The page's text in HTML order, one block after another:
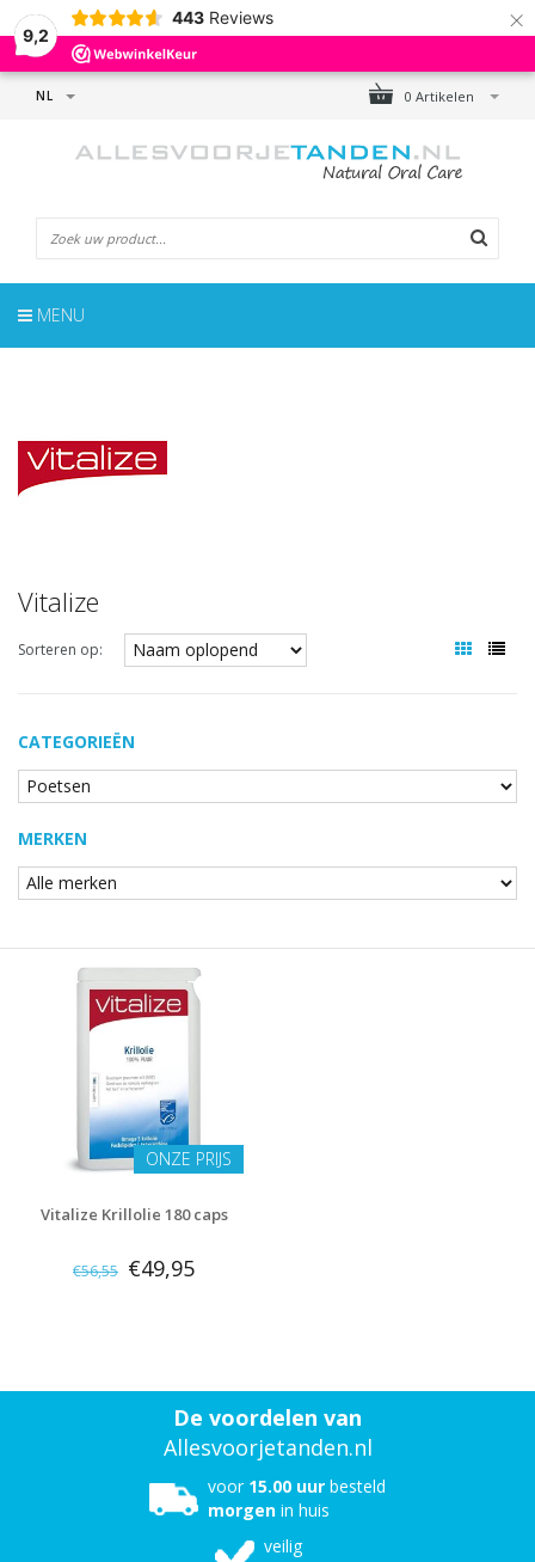
9,2
443 Reviews ×
0 Artikelen
NL
MENU
Vitalize
Sorteren op:
CATEGORIEËN
MERKEN
ONZE PRIJS
Vitalize Krillolie 180 caps
€56,55 €49,95
De voordelen van
Allesvoorjetanden.nl
voor 15.00 uur besteld
morgen in huis
veilig